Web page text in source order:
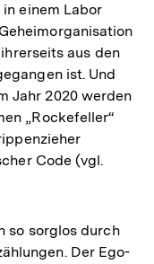
einem Labor
aus den
ist. Und
Jahr 2020 werden
„Rockefeller“
Code (vgl.
so sorglos durch
Der Ego-